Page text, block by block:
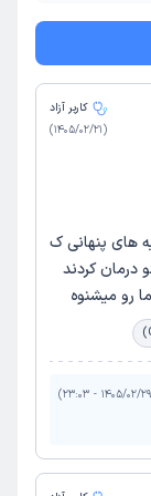
کاربر آزاد
(
1405/02/21
)
لایه های پنهانی ک
درمان کردند
رو میشنوه
1405/02/29 - 23:03
)